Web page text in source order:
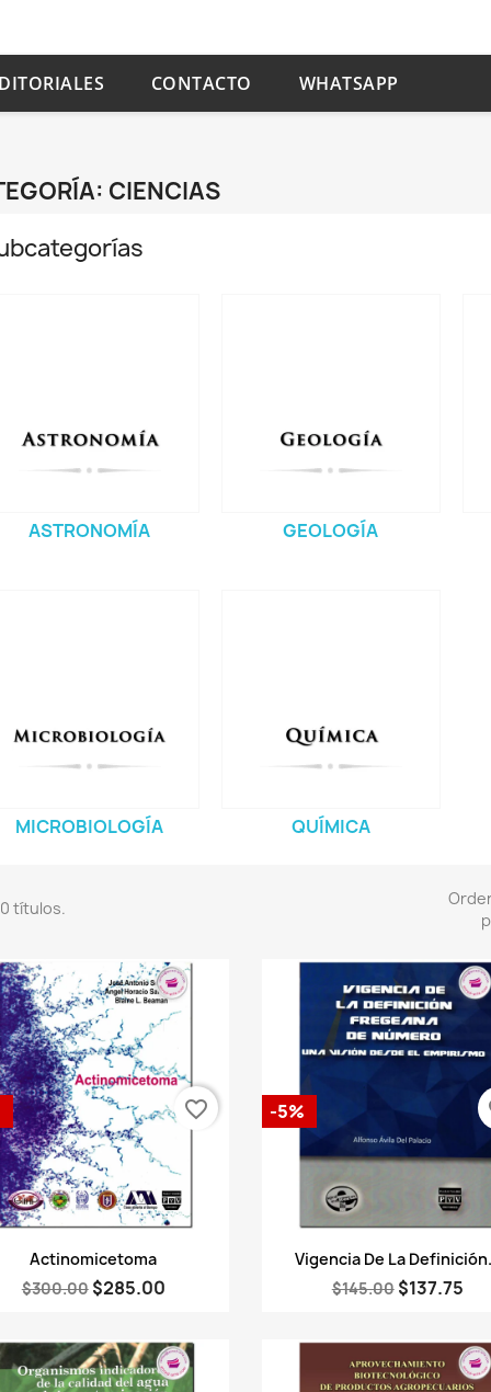
CONTACTO WHATSAPP
CIENCIAS
ASTRONOMÍA GEOLOGÍA
MICROBIOLOGÍA QUÍMICA
títulos.
Vista rápida
Actinomicetoma
$300.00 $285.00
favorite_border
Vista rápida
Vigencia De La
$145.00 $137.75
-5%